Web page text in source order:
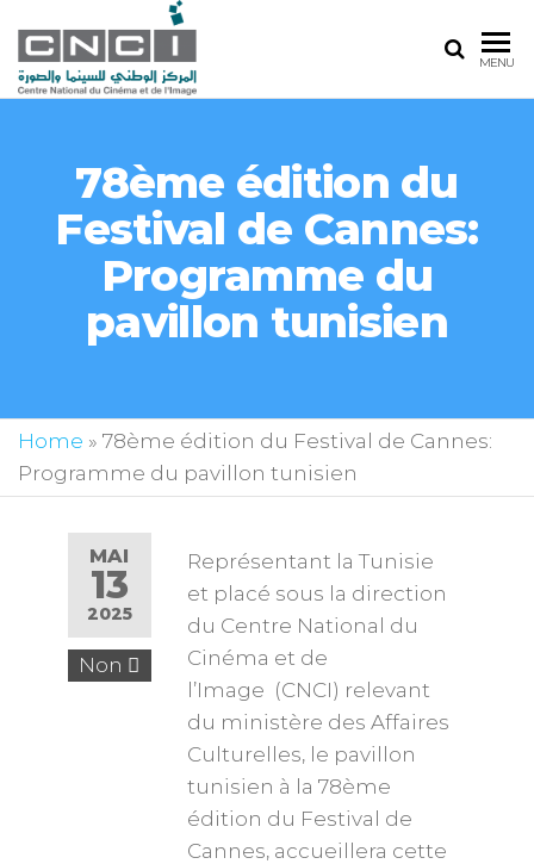
MENU
78ème édition du
Festival de Cannes:
Programme du
pavillon tunisien
Home » 78ème édition du Festival de Cannes:
Programme du pavillon tunisien
MAI
13
2025
Non
Représentant la Tunisie
et placé sous la direction
du Centre National du
Cinéma et de
l’Image (CNCI) relevant
du ministère des Affaires
Culturelles, le pavillon
tunisien à la 78ème
édition du Festival de
Cannes, accueillera cette